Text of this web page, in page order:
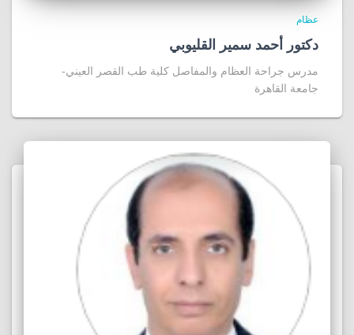
عظام
دكتور أحمد سمير القليوبي
مدرس جراحة العظام والمفاصل كلية طب القصر العيني-
جامعة القاهرة